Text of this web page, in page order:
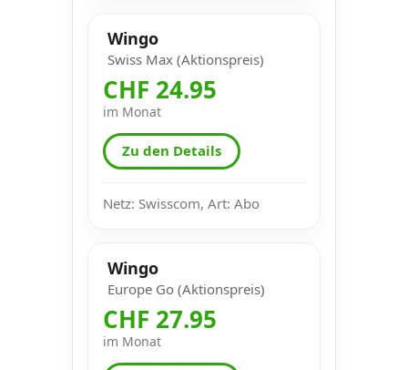
Wingo
Swiss Max (Aktionspreis)
CHF 24.95
im Monat
Zu den Details
Netz: Swisscom, Art: Abo
Wingo
Europe Go (Aktionspreis)
CHF 27.95
im Monat